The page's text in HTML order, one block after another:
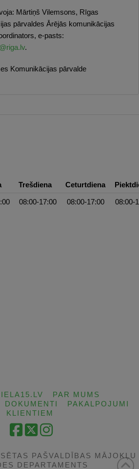
Mārtiņš Vilemsons, Rīgas
pārvaldes Ārējās komunikācijas
e-pasts:
.
Komunikācijas pārvalde
Trešdiena Ceturtdiena
08:00-17:00 08:00-17:00 08:00-
PAR MUMS
DOKUMENTI
PAKALPOJUMI
KLIENTIEM
Facebook
X Instagram
PAŠVALDĪBAS MĀJOKĻU
DEPARTAMENTS